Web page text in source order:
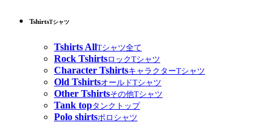
TshirtsTシャツ
Tshirts AllTシャツ全て
Rock TshirtsロックTシャツ
Character TshirtsキャラクターTシャツ
Old TshirtsオールドTシャツ
Other Tshirtsその他Tシャツ
Tank topタンクトップ
Polo shirtsポロシャツ